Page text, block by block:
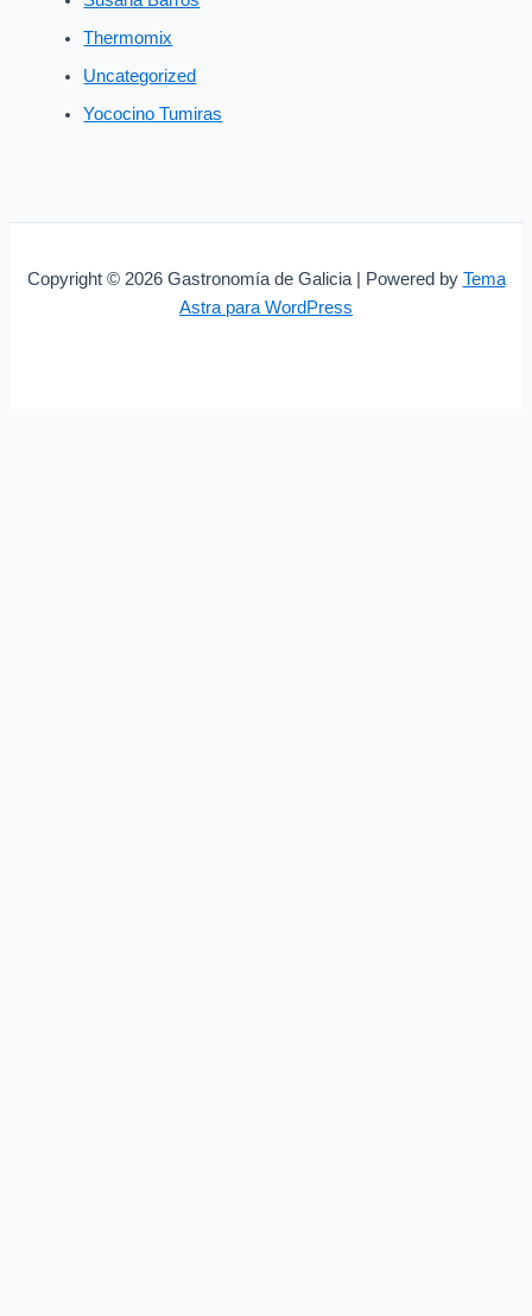
Thermomix
Uncategorized
Yococino Tumiras
Copyright © 2026 Gastronomía de Galicia | Powered by Tema
Astra para WordPress